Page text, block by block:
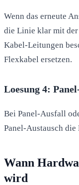
Wenn das erneute
die Linie klar mit der
Kabel-Leitungen
Flexkabel ersetzen.
Loesung 4:
Bei Panel-Ausfall
Panel-Austausch die
Wann
wird